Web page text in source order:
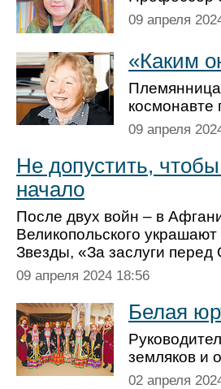
09 апреля
«Каким
космонавте
09 апреля
Не допустить,
начало
После двух войн – в
Великопольского
Звезды, «За заслуги
09 апреля 2024 18:56
Белая
земляков и
02 апреля